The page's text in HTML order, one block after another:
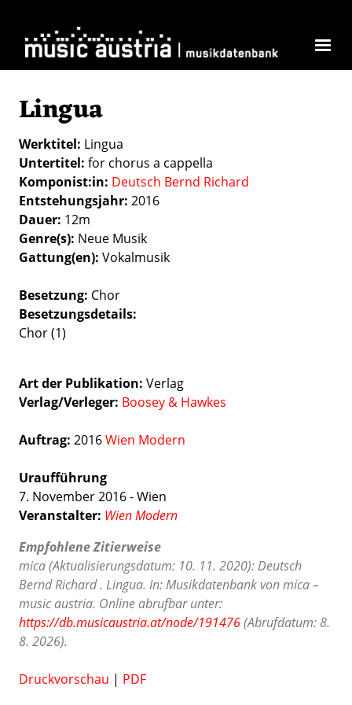
Lingua
Werktitel Lingua
Untertitel for chorus a cappella
Komponist:in Deutsch Bernd Richard
Entstehungsjahr 2016
Dauer 12m
Genre(s) Neue Musik
Gattung(en) Vokalmusik
Besetzung Chor
Besetzungsdetails
Chor (1)
Art der Publikation Verlag
Verlag/Verleger Boosey & Hawkes
Auftrag: 2016Wien Modern
Uraufführung
7. November 2016 - Wien
Veranstalter: Wien Modern
Empfohlene Zitierweise
mica (Aktualisierungsdatum: 10. 11. 2020): Deutsch
Bernd Richard . Lingua. In: Musikdatenbank von mica –
music austria. Online abrufbar unter:
https://db.musicaustria.at/node/191476(Abrufdatum: 8.
8. 2026).
Druckvorschau | PDF